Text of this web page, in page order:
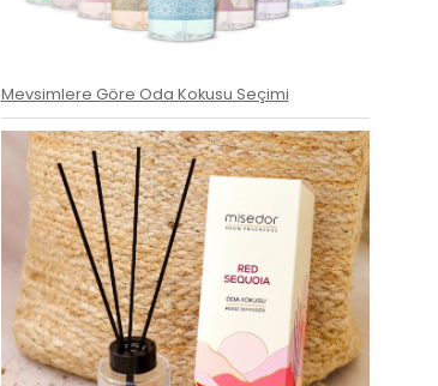
Mevsimlere Göre Oda Kokusu Seçimi